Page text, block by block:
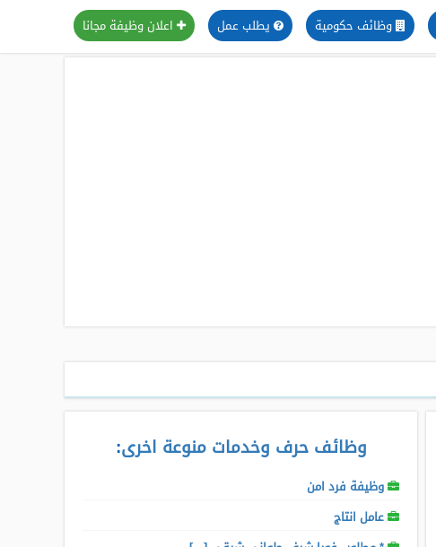
اعلان وظيفة مجانا يطلب عمل وظائف حكومية
وظائف حرف وخدمات منوعة اخرى:
وظيفة فرد امن
عامل انتاج